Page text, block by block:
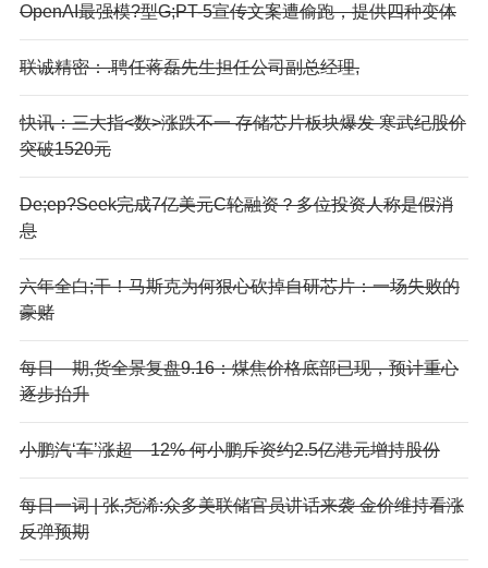
OpenAI最强模?型G;PT-5宣传文案遭偷跑，提供四种变体
联诚精密：.聘任蒋磊先生担任公司副总经理,
快讯：三大指<数>涨跌不一 存储芯片板块爆发 寒武纪股价
突破1520元
De;ep?Seek完成7亿美元C轮融资？多位投资人称是假消
息
六年全白;干！马斯克为何狠心砍掉自研芯片：一场失败的
豪赌
每日—期,货全景复盘9.16：煤焦价格底部已现，预计重心
逐步抬升
小鹏汽‘车’涨超—12% 何小鹏斥资约2.5亿港元增持股份
每日一词 | 张,尧浠:众多美联储官员讲话来袭 金价维持看涨
反弹预期